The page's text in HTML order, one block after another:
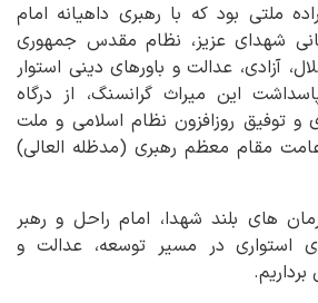
ملتی بود که با رهبری داهیانه امام
شهدای عزیز، نظام مقدس جمهوری
آزادی، عدالت و باورهای دینی استوار
این میراث گرانسنگ، از درگاه
و توفیق روزافزون نظام اسلامی و ملت
مقام معظم رهبری (مدظله العالی)
های بلند شهدا، امام راحل و رهبر
استواری در مسیر توسعه، عدالت و